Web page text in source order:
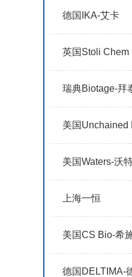
德国IKA-艾卡
英国Stoli Chem
瑞典Biotage-拜
美国Unchained
美国Waters-沃
上海一恒
美国CS Bio-希
德国DELTIMA-